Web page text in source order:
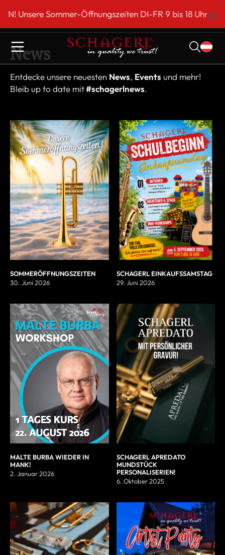
springen
Sommer-Öffnungszeiten DI-FR 9 bis 18 Uhr!***
News
Entdecke unsere neuesten News, Events und mehr!
Bleib up to date mit#schagerlnews.
SOMMERÖFFNUNGSZEITEN
30. Juni 2026
SCHAGERL EINKAUFSSAMSTAG
29. Juni 2026
MALTE BURBA WIEDER IN
MANK!
2. Januar 2026
SCHAGERL APREDATO
MUNDSTÜCK
PERSONALISERIEN!
6. Oktober 2025